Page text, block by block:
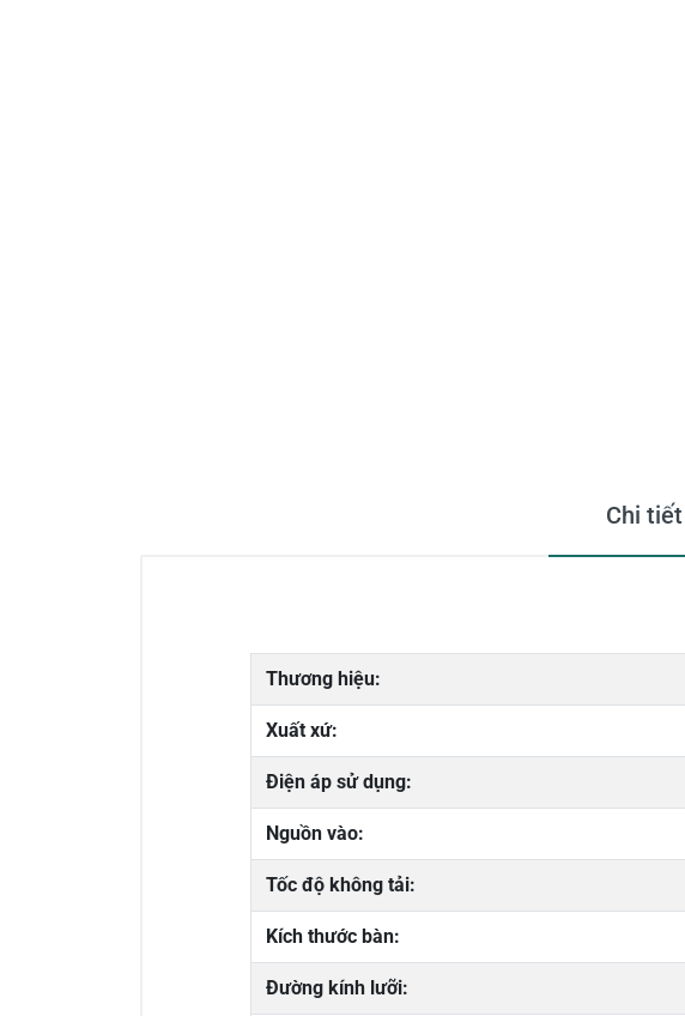
Chi
Thương hiệu:
Xuất xứ:
Điện áp sử dụng:
Nguồn vào:
Tốc độ không tải:
Kích thước bàn:
Đường kính lưỡi: